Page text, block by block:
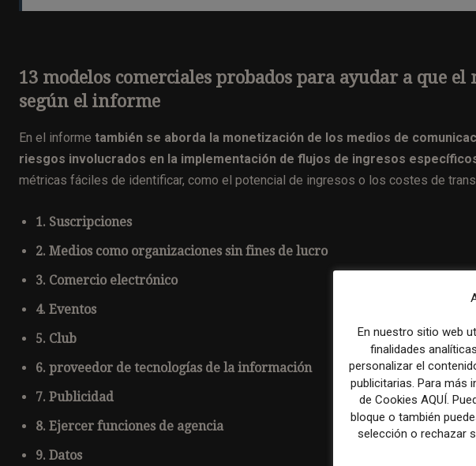
13 modelos comerciales probados para ayudar a que el
según el informe
En el informe también se aborda la monetización de los medios de
riesgos involucrados en la implementación de flujos de ingresos
métricas fáciles de identificar, como el potencial de ingresos o los costes de
1. Suscripciones
2. Medios como organizaciones sin fines de lucro
3. Comercio electrónico
4. Eventos
5. Club
6. proveedor de tecnologías de la información
7. Publicidad
8. Ejercer funciones de agencia
9. Datos
En nuestro sitio web
finalidades
personalizar el
publicitarias. Para más
de Cookies AQUÍ.
bloque o también
selección o rechazar